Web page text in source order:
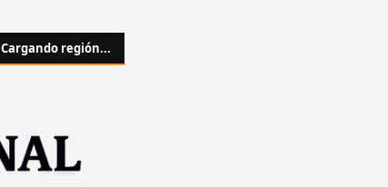
Cargando región...